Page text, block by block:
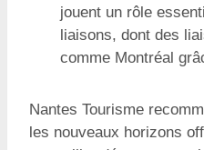
jouent un rôle
liaisons, dont des
comme Montréal
Nantes Tourisme
les nouveaux horizons